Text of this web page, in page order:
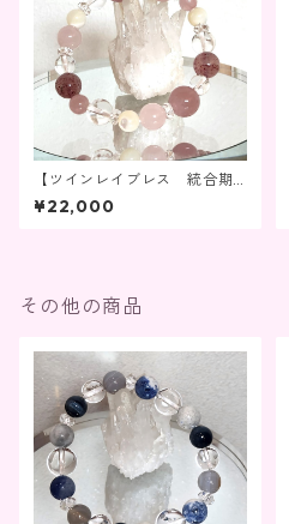
【ツインレイブレス 統合期
②】br197
¥22,000
その他の商品